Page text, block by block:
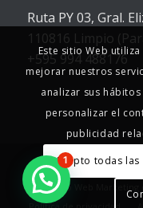
Ruta PY 03, Gral.
110816 Limpio
+595 994 488176
© Copyright - 2025 - Rentax
Desarrollo Web
Marketing
Este sitio Web
mejorar nuestros
analizar sus
personalizar el
publicidad
Acepto todas las
1